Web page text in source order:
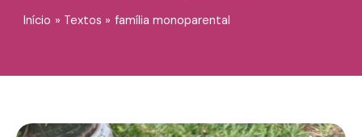
Início Textos família monoparental